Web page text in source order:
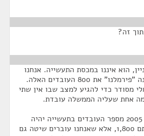
זה?
הוא איננו במכסת התעשייה. אנחנו
במהלך השנה האחרונה "פירמלנו" את 800 העובדים האלה.
מסודר כדי להגיע למצב שבו אין שתי
אחת שעליה הממשלה עובדת.
ההנחה שלנו שבשנת 2005 מספר העובדים בתעשייה יהיה
בסדרי הגודל של אותם 1,800, אלא שאנחנו עוברים שיטה גם